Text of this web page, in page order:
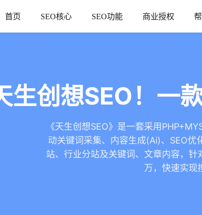
首页 SEO核心 SEO功能 商业授权
生创想SEO！一
《天生创想SEO》是一套采用
动关键词采集、内容生成(Ai)、SEO优
站、行业分站及关键词、文章内容，
万，快速实现